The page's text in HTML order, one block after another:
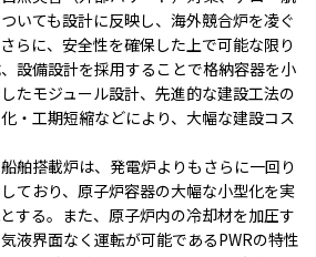
いても設計に反映し、海外競合炉を凌ぐ
らに、安全性を確保した上で可能な限り
設備設計を採用することで格納容器を小
たモジュール設計、先進的な建設工法の
・工期短縮などにより、大幅な建設コス
舶搭載炉は、発電炉よりもさらに一回り
ており、原子炉容器の大幅な小型化を実
する。また、原子炉内の冷却材を加圧す
液界面なく運転が可能であるPWRの特性